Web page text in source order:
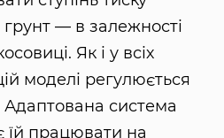
— в залежності
Як і у всіх
моделі регулюється
Адаптована система
їй працювати на